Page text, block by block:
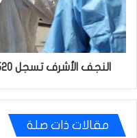
جديدة
بفيروس
’
كورونا’
النجف الأشرف تسجل 520 إصابة جديدة بفيروس ’ كورونا’
مقالات ذات صلة